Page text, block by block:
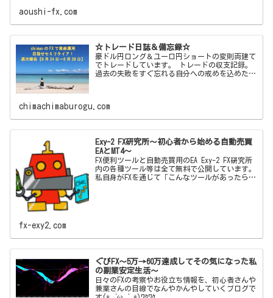
aoushi-fx.com
☆トレード日誌＆備忘録☆
豪ドル円ロング＆ユーロ円ショートの変則両建て
でトレードしています。 トレードの収支記録。
過去の失敗をすぐ忘れる自分への戒めを込めた備
忘録ブログです！
chimachimaburogu.com
Exy-2 FX研究所～初心者から始める自動売買
EAとMT4～
FX便利ツールと自動売買用のEA Exy-2 FX研究所
内の各種ツール等は全て無料で公開しています。
私自身がFXを通じて「こんなツールがあったらい
いな」「この機能とこの機能をかけ合わせて自動
fx-exy2.com
ぐぴFX～5万→60万達成してその気になった私
の副業安定生活～
日々のFXの考察やお役立ち情報を、初心者さんや
兼業さんの目線でなんやかんやしていくブログで
す(*‘ω‘ *)ﾜｸﾜｸ